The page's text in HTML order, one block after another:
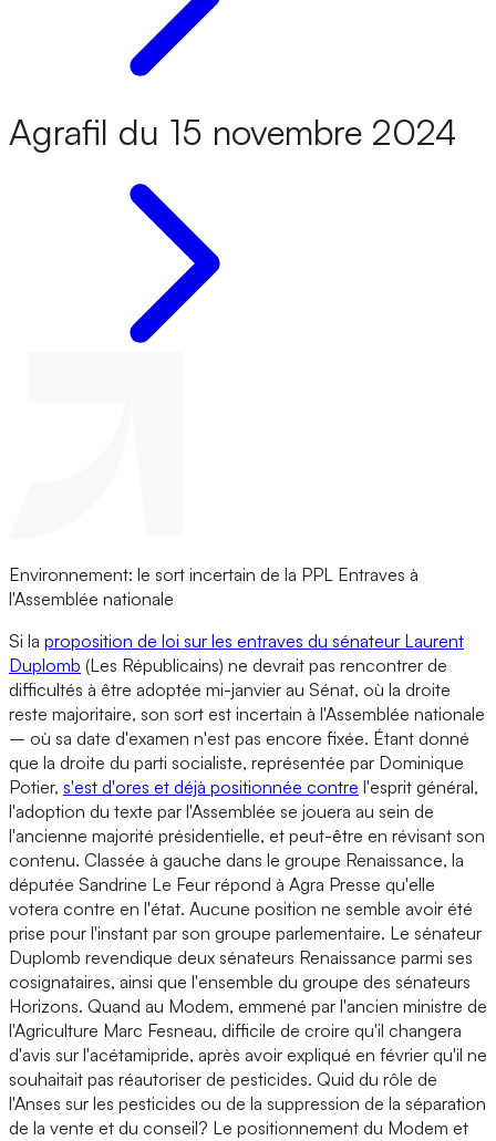
Agrafil du 15 novembre 2024
Environnement: le sort incertain de la PPL Entraves à
l'Assemblée nationale
Si la proposition de loi sur les entraves du sénateur Laurent
Duplomb (Les Républicains) ne devrait pas rencontrer de
difficultés à être adoptée mi-janvier au Sénat, où la droite
reste majoritaire, son sort est incertain à l'Assemblée nationale
– où sa date d'examen n'est pas encore fixée. Étant donné
que la droite du parti socialiste, représentée par Dominique
Potier, s'est d'ores et déjà positionnée contre l'esprit général,
l'adoption du texte par l'Assemblée se jouera au sein de
l'ancienne majorité présidentielle, et peut-être en révisant son
contenu. Classée à gauche dans le groupe Renaissance, la
députée Sandrine Le Feur répond à Agra Presse qu'elle
votera contre en l'état. Aucune position ne semble avoir été
prise pour l'instant par son groupe parlementaire. Le sénateur
Duplomb revendique deux sénateurs Renaissance parmi ses
cosignataires, ainsi que l'ensemble du groupe des sénateurs
Horizons. Quand au Modem, emmené par l'ancien ministre de
l'Agriculture Marc Fesneau, difficile de croire qu'il changera
d'avis sur l'acétamipride, après avoir expliqué en février qu'il ne
souhaitait pas réautoriser de pesticides. Quid du rôle de
l'Anses sur les pesticides ou de la suppression de la séparation
de la vente et du conseil? Le positionnement du Modem et